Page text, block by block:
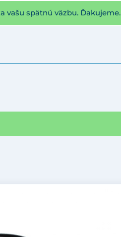
vašu spätnú väzbu. Ďakujeme.